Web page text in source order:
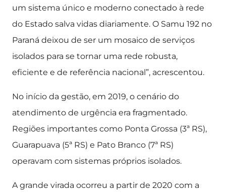
um sistema único e moderno conectado à rede
do Estado salva vidas diariamente. O Samu 192 no
Paraná deixou de ser um mosaico de serviços
isolados para se tornar uma rede robusta,
eficiente e de referência nacional”, acrescentou.
No início da gestão, em 2019, o cenário do
atendimento de urgência era fragmentado.
Regiões importantes como Ponta Grossa (3ª RS),
Guarapuava (5ª RS) e Pato Branco (7ª RS)
operavam com sistemas próprios isolados.
A grande virada ocorreu a partir de 2020 com a